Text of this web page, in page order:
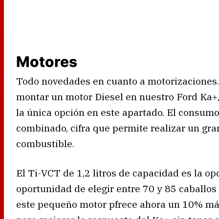
Motores
Todo novedades en cuanto a
montar un motor Diesel en nuestro Ford
la única opción en este apartado. El
combinado, cifra que permite realizar un
combustible.
El Ti-VCT de 1,2 litros de capacidad es la
oportunidad de elegir entre 70 y 85
este pequeño motor pfrece ahora un 10%